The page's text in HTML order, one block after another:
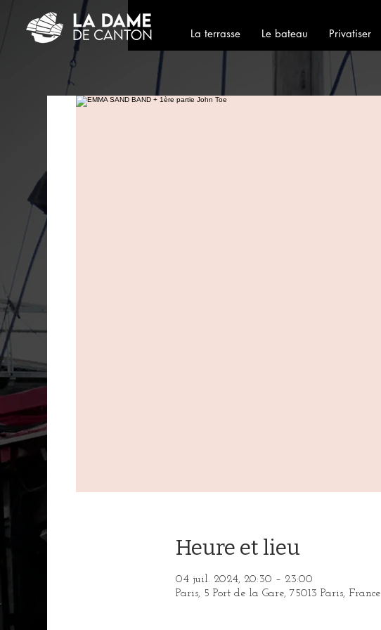
La terrasse Le bateau Privatiser
Heure et lieu
04 juil. 2024, 20:30 – 23:00
Paris, 5 Port de la Gare, 75013 Paris, France